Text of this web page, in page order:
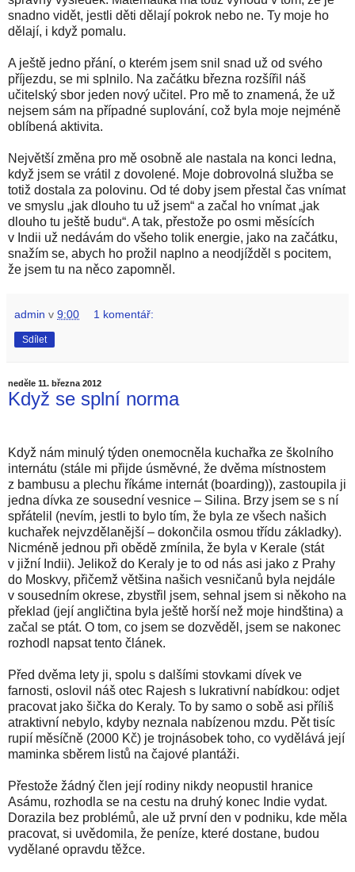
snadno vidět, jestli děti dělají pokrok nebo ne. Ty moje ho
dělají, i když pomalu.
A ještě jedno přání, o kterém jsem snil snad už od svého
příjezdu, se mi splnilo. Na začátku března rozšířil náš
učitelský sbor jeden nový učitel. Pro mě to znamená, že už
nejsem sám na případné suplování, což byla moje nejméně
oblíbená aktivita.
Největší změna pro mě osobně ale nastala na konci ledna,
když jsem se vrátil z dovolené. Moje dobrovolná služba se
totiž dostala za polovinu. Od té doby jsem přestal čas vnímat
ve smyslu „jak dlouho tu už jsem“ a začal ho vnímat „jak
dlouho tu ještě budu“. A tak, přestože po osmi měsících
v Indii už nedávám do všeho tolik energie, jako na začátku,
snažím se, abych ho prožil naplno a neodjížděl s pocitem,
že jsem tu na něco zapomněl.
admin v 9:00 1 komentář:
Sdílet
neděle 11. března 2012
Když se splní norma
Když nám minulý týden onemocněla kuchařka ze školního
internátu (stále mi přijde úsměvné, že dvěma místnostem
z bambusu a plechu říkáme internát (boarding)), zastoupila ji
jedna dívka ze sousední vesnice – Silina. Brzy jsem se s ní
spřátelil (nevím, jestli to bylo tím, že byla ze všech našich
kuchařek nejvzdělanější – dokončila osmou třídu základky).
Nicméně jednou při obědě zmínila, že byla v Kerale (stát
v jižní Indii). Jelikož do Keraly je to od nás asi jako z Prahy
do Moskvy, přičemž většina našich vesničanů byla nejdále
v sousedním okrese, zbystřil jsem, sehnal jsem si někoho na
překlad (její angličtina byla ještě horší než moje hindština) a
začal se ptát. O tom, co jsem se dozvěděl, jsem se nakonec
rozhodl napsat tento článek.
Před dvěma lety ji, spolu s dalšími stovkami dívek ve
farnosti, oslovil náš otec Rajesh s lukrativní nabídkou: odjet
pracovat jako šička do Keraly. To by samo o sobě asi příliš
atraktivní nebylo, kdyby neznala nabízenou mzdu. Pět tisíc
rupií měsíčně (2000 Kč) je trojnásobek toho, co vydělává její
maminka sběrem listů na čajové plantáži.
Přestože žádný člen její rodiny nikdy neopustil hranice
Asámu, rozhodla se na cestu na druhý konec Indie vydat.
Dorazila bez problémů, ale už první den v podniku, kde měla
pracovat, si uvědomila, že peníze, které dostane, budou
vydělané opravdu těžce.